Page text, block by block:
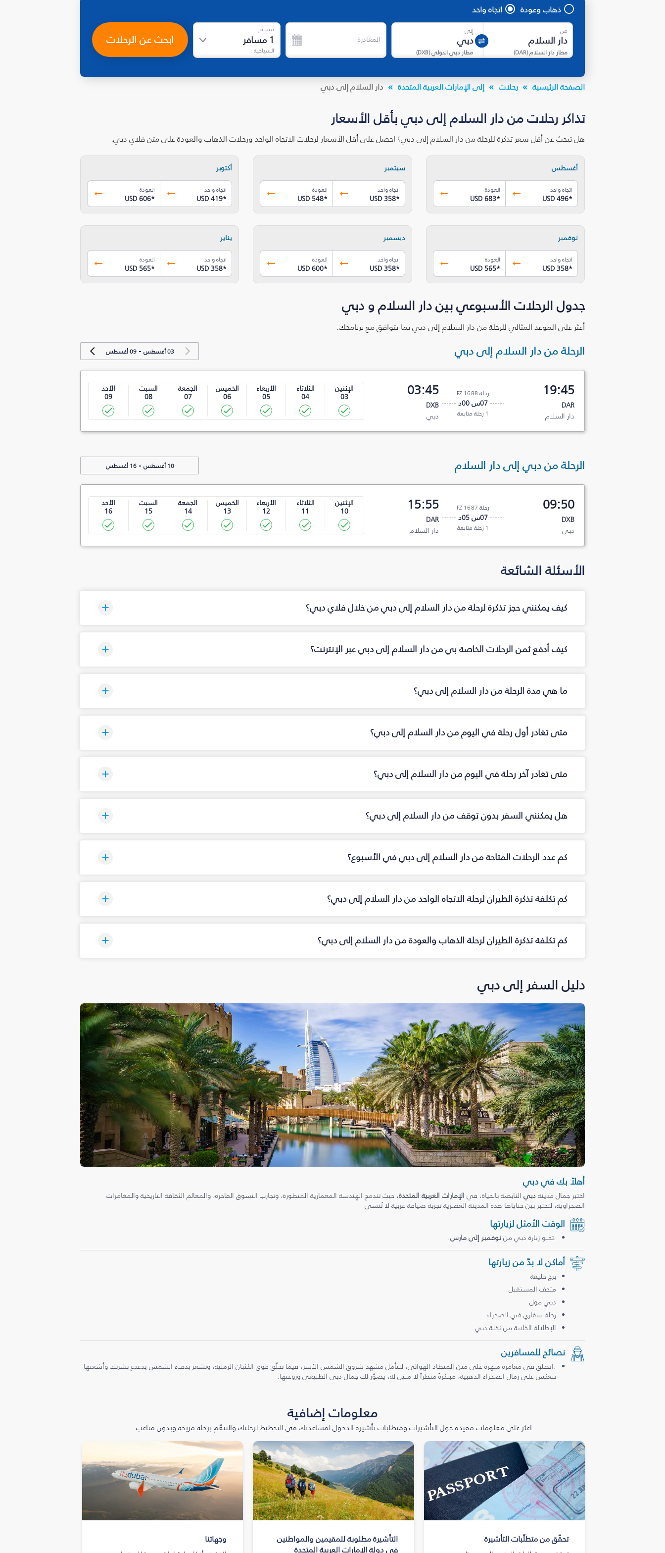
ذهاب وعودة اتجاه واحد
من
مطار دار السلام(
DAR
)
إلى
مطار دبي الدولي(
DXB
)
المغادرة
مسافر
1 مسافر
السياحية
ابحث عن الرحلات
الصفحة الرئيسية رحلات إلى الإمارات العربية المتحدة دار السلام إلى دبي
تذاكر رحلات من دار السلام إلى دبي بأقل الأسعار
هل تبحث عن أقل سعر تذكرة للرحلة من دار السلام إلى دبي؟ احصل على أقل الأسعار لرحلات الاتجاه الواحد ورحلات الذهاب والعودة على متن فلاي دبي.
أغسطس
اتجاه واحد
USD 496*
العودة
USD 683*
سبتمبر
اتجاه واحد
USD 358*
العودة
USD 548*
أكتوبر
اتجاه واحد
USD 419*
العودة
USD 606*
نوفمبر
اتجاه واحد
USD 358*
العودة
USD 565*
ديسمبر
اتجاه واحد
USD 358*
العودة
USD 600*
يناير
اتجاه واحد
USD 358*
العودة
USD 565*
جدول الرحلات الأسبوعي بين دار السلام و دبي
أعثر على الموعد المثالي للرحلة من دار السلام إلى دبي بما يتوافق مع برنامجك.
الرحلة من دار السلام إلى دبي 03 أغسطس -09 أغسطس
19:45
DAR
دار السلام
رحلة FZ 1688
07س 00د
1 رحلة متابعة
03:45
DXB
دبي
الإثنين
03
الثلاثاء
04
الأربعاء
05
الخميس
06
الجمعة
07
السبت
08
الأحد
09
الرحلة من دبي إلى دار السلام 10 أغسطس -16 أغسطس
09:50
DXB
دبي
رحلة FZ 1687
07س 05د
1 رحلة متابعة
15:55
DAR
دار السلام
الإثنين
10
الثلاثاء
11
الأربعاء
12
الخميس
13
الجمعة
14
السبت
15
الأحد
16
الأسئلة الشائعة
كيف يمكنني حجز تذكرة لرحلة من دار السلام إلى دبي من خلال فلاي دبي؟
كيف أدفع ثمن الرحلات الخاصة بي من دار السلام إلى دبي عبر الإنترنت؟
ما هي مدة الرحلة من دار السلام إلى دبي؟
متى تغادر أول رحلة في اليوم من دار السلام إلى دبي؟
متى تغادر آخر رحلة في اليوم من دار السلام إلى دبي؟
هل يمكنني السفر بدون توقف من دار السلام إلى دبي؟
كم عدد الرحلات المتاحة من دار السلام إلى دبي في الأسبوع؟
كم تكلفة تذكرة الطيران لرحلة الاتجاه الواحد من دار السلام إلى دبي؟
كم تكلفة تذكرة الطيران لرحلة الذهاب والعودة من دار السلام إلى دبي؟
دليل السفر إلى دبي
أهلاً بك في دبي
اختبر جمال مدينةدبي النابضة بالحياة، في الإمارات العربية المتحدة، حيث تندمج الهندسة المعمارية المتطورة، وتجارب التسوق الفاخرة، والمعالم الثقافة التاريخية والمغامرات
الصحراوية، لتختبر بين حناياها هذه المدينة العصرية تجربة ضيافة عربية لا تُنسى
الوقت الأمثل لزيارتها
.تحلو زيارة دبي من نوفمبر إلى مارس.
أماكن لا بدّ من زيارتها
برج خليفة
متحف المستقبل
دبي مول
رحلة سفاري في الصحراء
الإطلالة الخلابة من نخلة دبي
نصائح للمسافرين
.انطلق في مغامرة مبهرة على متن المنطاد الهوائي، لتتأمل مشهد شروق الشمس الآسر، فيما تحلّق فوق الكثبان الرملية، وتشعر بدفء الشمس يدغدغ بشرتك وأشعتها
تنعكس على رمال الصحراء الذهبية، مبتكرةً منظراً لا مثيل له، يصوّر لك جمال دبي الطبيعي وروعتها.
معلومات إضافية
اعثر على معلومات مفيدة حول التأشيرات ومتطلبات تأشيرة الدخول لمساعدتك في التخطيط لرحلتك والتنعّم برحلة مريحة وبدون متاعب.
تحقّق من متطلّبات التأشيرة
التأشيرة مطلوبة للمقيمين والمواطنين
في دولة الإمارات العربية المتحدة
وجهاتنا